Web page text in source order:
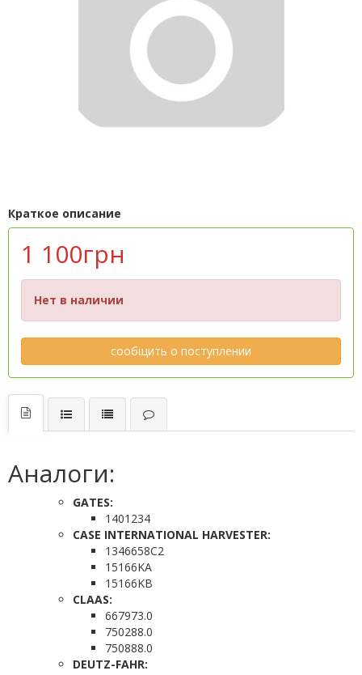
Краткое описание
1 100грн
Нет в наличии
сообщить о поступлении
Аналоги:
GATES:
1401234
CASE INTERNATIONAL HARVESTER:
1346658C2
15166KA
15166KB
CLAAS:
667973.0
750288.0
750888.0
DEUTZ-FAHR: